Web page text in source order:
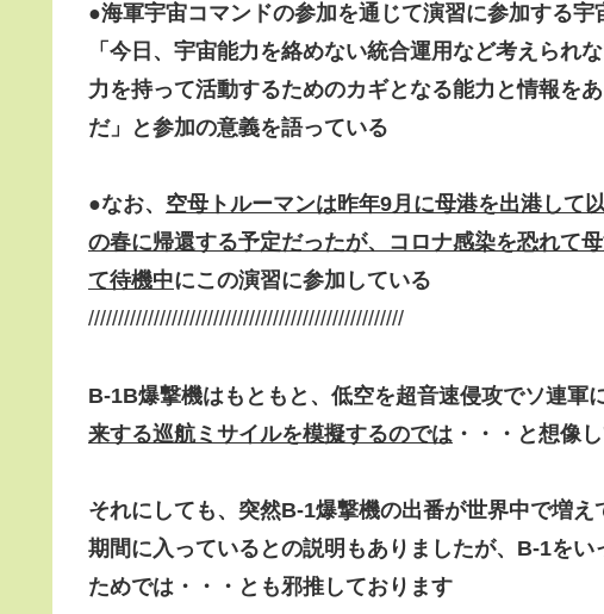
●海軍宇宙コマンドの参加を通じて演習に参加する
「 今日、宇宙能力を絡めない統合運用など考えられ
力を持って活動するためのカギとなる能力と情報を
だ」と参加の意義を語っている
●なお、 空母トルーマンは昨年9月に母港を出港して
の春に帰還する予定だったが、コロナ感染を恐れて
て待機中にこの演習に参加している
/////////////////////////////////////////////////////
B-1B爆撃機はもともと、低空を超音速侵攻でソ連軍
来する巡航ミサイルを模擬するのでは ・・・と想像
それにしても、突然B-1爆撃機の出番が世界中で増え
期間に入っているとの説明もありましたが、B-1を
ためでは・・・とも邪推しております